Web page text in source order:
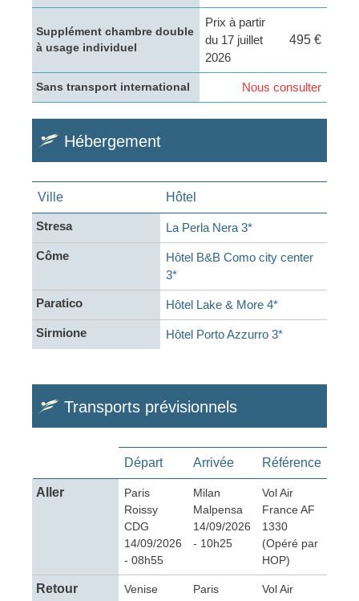
Supplément chambre double
à usage individuel
Prix à partir
du 17 juillet
2026
495 €
Sans transport international Nous consulter
Hébergement
Ville Hôtel
Stresa La Perla Nera 3*
Côme
Hôtel B&B Como city center
3*
Paratico Hôtel Lake & More 4*
Sirmione Hôtel Porto Azzurro 3*
Transports prévisionnels
Départ Arrivée Référence
Aller
Paris
Roissy
CDG
14/09/2026
- 08h55
Milan
Malpensa
14/09/2026
- 10h25
Vol Air
France AF
1330
(Opéré par
HOP)
Retour
Venise
Paris
Vol Air